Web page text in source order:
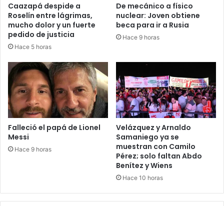
Caazapá despide a
Roselín entre lágrimas,
mucho dolor y un fuerte
pedido de justicia
Hace 5 horas
De mecánico a físico
nuclear: Joven obtiene
beca para ir a Rusia
Hace 9 horas
Falleció el papá de Lionel
Messi
Hace 9 horas
Velázquez y Arnaldo
Samaniego ya se
muestran con Camilo
Pérez; solo faltan Abdo
Benítez y Wiens
Hace 10 horas